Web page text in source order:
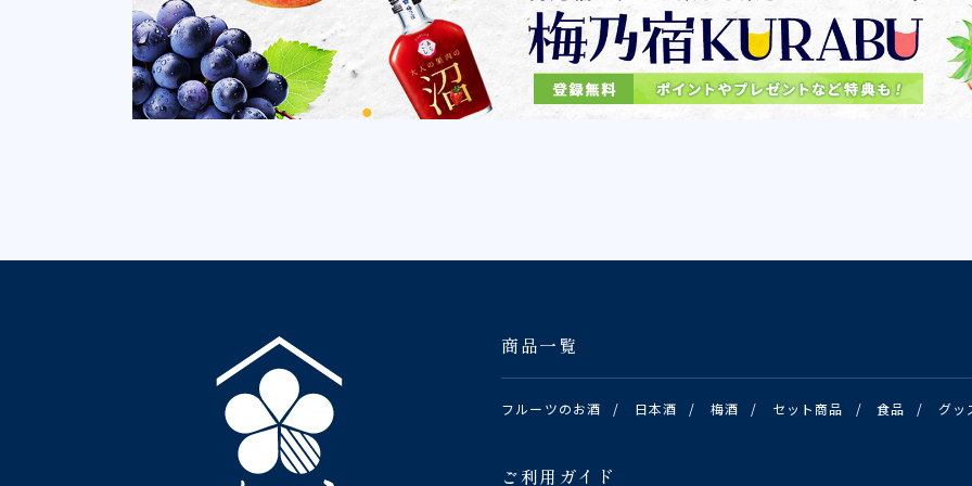
商品一覧
フルーツのお酒 / 日本酒 / 梅酒 / セット商品 / 食品 / グッ
ご利用ガイド